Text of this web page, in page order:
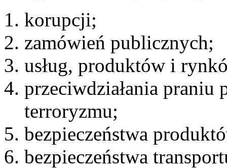
korupcji;
zamówień publicznych;
usług, produktów i
przeciwdziałania praniu
terroryzmu;
bezpieczeństwa
bezpieczeństwa